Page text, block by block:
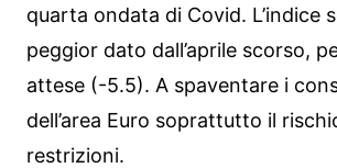
quarta ondata di Covid. L’indice
peggior dato dall’aprile scorso,
attese (-5.5). A spaventare i
dell’area Euro soprattutto il
restrizioni.